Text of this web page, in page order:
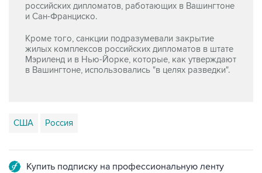
российских дипломатов, работающих в Вашингтоне
и Сан-Франциско.
Кроме того, санкции подразумевали закрытие
жилых комплексов российских дипломатов в штате
Мэриленд и в Нью-Йорке, которые, как утверждают
в Вашингтоне, использовались "в целях разведки".
США Россия
Купить подписку на профессиональную ленту